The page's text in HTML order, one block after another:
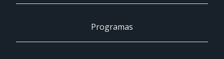
Programas